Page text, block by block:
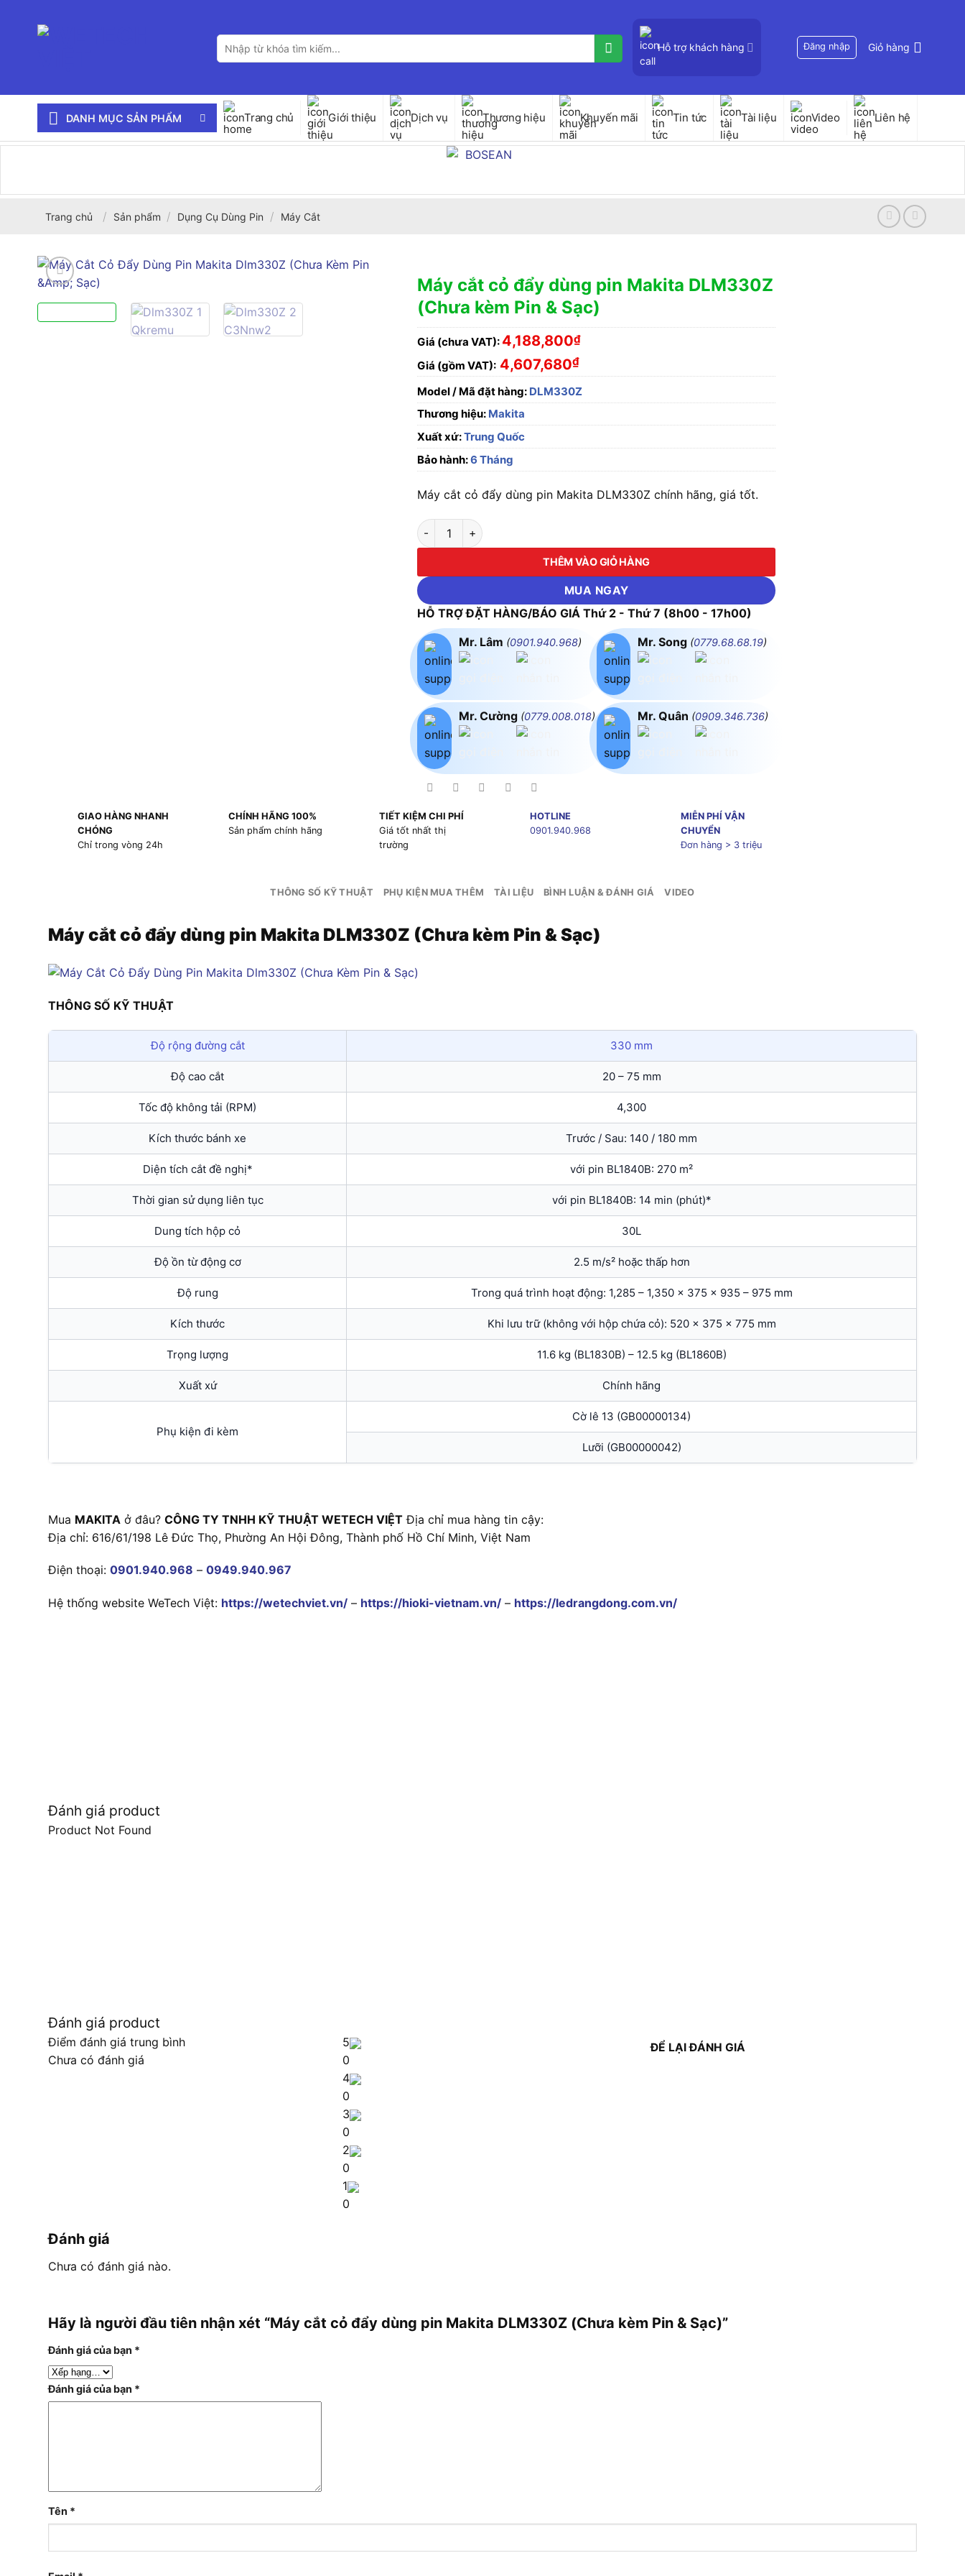
Tìm
kiếm:
Hỗ trợ khách hàng Đăng nhập Giỏ hàng
DANH MỤC SẢN PHẨM Trang chủ Giới thiệu Dịch vụ Thương hiệu Khuyến mãi Tin tức Tài liệu Video Liên hệ
Trang chủ / Sản phẩm / Dụng Cụ Dùng Pin / Máy Cắt
Máy cắt cỏ đẩy dùng pin Makita DLM330Z
(Chưa kèm Pin & Sạc)
Giá (chưa VAT): 4,188,800₫
Giá (gồm VAT): 4,607,680₫
Model / Mã đặt hàng: DLM330Z
Thương hiệu: Makita
Xuất xứ:Trung Quốc
Bảo hành:6 Tháng
Máy cắt cỏ đẩy dùng pin Makita DLM330Z chính hãng, giá tốt.
Máy cắt cỏ đẩy dùng pin Makita DLM330Z (Chưa kèm Pin & Sạc) số lượng
THÊM VÀO GIỎ HÀNG
MUA NGAY
HỖ TRỢ ĐẶT HÀNG/BÁO GIÁ Thứ 2 - Thứ 7 (8h00 - 17h00)
Mr. Lâm (0901.940.968)
Mr. Cường (0779.008.018)
Mr. Song (0779.68.68.19)
Mr. Quân (0909.346.736)
GIAO HÀNG NHANH
CHÓNG
Chỉ trong vòng 24h
CHÍNH HÃNG 100%
Sản phẩm chính hãng
TIẾT KIỆM CHI PHÍ
Giá tốt nhất thị
trường
HOTLINE
0901.940.968
MIỄN PHÍ VẬN
CHUYỂN
Đơn hàng > 3 triệu
THÔNG SỐ KỸ THUẬT PHỤ KIỆN MUA THÊM TÀI LIỆU BÌNH LUẬN & ĐÁNH GIÁ VIDEO
Máy cắt cỏ đẩy dùng pin Makita DLM330Z (Chưa kèm Pin & Sạc)
THÔNG SỐ KỸ THUẬT
Độ rộng đường cắt 330 mm
Độ cao cắt 20 – 75 mm
Tốc độ không tải (RPM) 4,300
Kích thước bánh xe Trước / Sau: 140 / 180 mm
Diện tích cắt đề nghị* với pin BL1840B: 270 m²
Thời gian sử dụng liên tục với pin BL1840B: 14 min (phút)*
Dung tích hộp cỏ 30L
Độ ồn từ động cơ 2.5 m/s² hoặc thấp hơn
Độ rung Trong quá trình hoạt động: 1,285 – 1,350 x 375 x 935 – 975 mm
Kích thước Khi lưu trữ (không với hộp chứa cỏ): 520 x 375 x 775 mm
Trọng lượng 11.6 kg (BL1830B) – 12.5 kg (BL1860B)
Xuất xứ Chính hãng
Phụ kiện đi kèm
Cờ lê 13 (GB00000134)
Lưỡi (GB00000042)
Mua MAKITA ở đâu? CÔNG TY TNHH KỸ THUẬT WETECH VIỆT Địa chỉ mua hàng tin cậy:
Địa chỉ: 616/61/198 Lê Đức Thọ, Phường An Hội Đông, Thành phố Hồ Chí Minh, Việt Nam
Điện thoại: 0901.940.968 – 0949.940.967
Hệ thống website WeTech Việt: https://wetechviet.vn/ – https://hioki-vietnam.vn/ – https://ledrangdong.com.vn/
Đánh giá product
Product Not Found
Đánh giá product
Điểm đánh giá trung bình
Chưa có đánh giá
5
0
4
0
3
0
2
0
1
0
ĐỂ LẠI ĐÁNH GIÁ
Đánh giá
Chưa có đánh giá nào.
Hãy là người đầu tiên nhận xét “Máy cắt cỏ đẩy dùng pin Makita DLM330Z (Chưa kèm Pin & Sạc)”
Đánh giá của bạn *
Đánh giá của bạn *
Tên *